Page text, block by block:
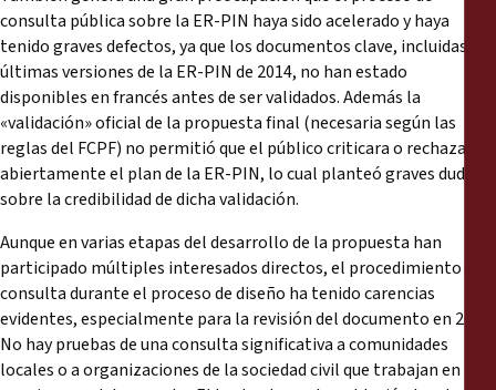
consulta pública sobre la ER-PIN haya sido acelerado y haya
tenido graves defectos, ya que los documentos clave, incluidas las
últimas versiones de la ER-PIN de 2014, no han estado
disponibles en francés antes de ser validados. Además la
«validación» oficial de la propuesta final (necesaria según las
reglas del FCPF) no permitió que el público criticara o rechazara
abiertamente el plan de la ER-PIN, lo cual planteó graves dudas
sobre la credibilidad de dicha validación.
Aunque en varias etapas del desarrollo de la propuesta han
participado múltiples interesados directos, el procedimiento de
consulta durante el proceso de diseño ha tenido carencias
evidentes, especialmente para la revisión del documento en 2014.
No hay pruebas de una consulta significativa a comunidades
locales o a organizaciones de la sociedad civil que trabajan en la